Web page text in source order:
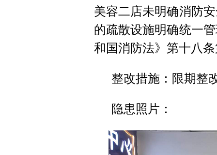
美容二店未明确消防
的疏散设施明确统一
和国消防法》第十八
整改措施：限期整
隐患照片：